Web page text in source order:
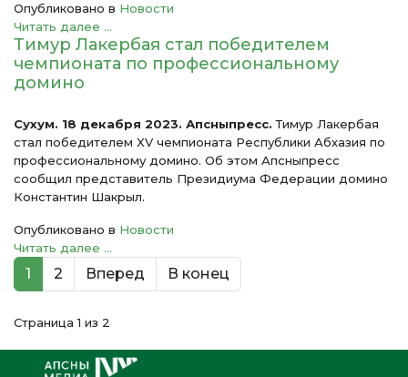
Опубликовано в Новости
Читать далее ...
Тимур Лакербая стал победителем
чемпионата по профессиональному
домино
Сухум. 18 декабря 2023. Апсныпресс. Тимур Лакербая
стал победителем XV чемпионата Республики Абхазия по
профессиональному домино. Об этом Апсныпресс
сообщил представитель Президиума Федерации домино
Константин Шакрыл.
Опубликовано в Новости
Читать далее ...
1 2 Вперед В конец
Страница 1 из 2